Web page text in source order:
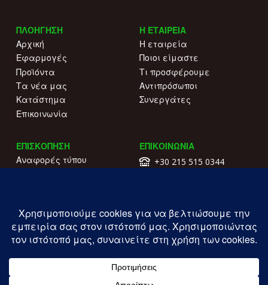
ΠΛΟΗΓΗΣΗ
Αρχική
Εφαρμογές
Προϊόντα
Τα νέα μας
Κατάστημα
Επικοινωνία
Η ΕΤΑΙΡΕΙΑ
Η εταιρεία
Ποιοι είμαστε
Τι προσφέρουμε
Αντιπρόσωποι
Συνεργάτες
ΕΠΙΣΚΟΠΗΣΗ
Αναφορές τύπου
Πολιτική απορρήτου
ΕΠΙΚΟΙΝΩΝΙΑ
+30 215 515 0344
ΓΕΜΗ: 177203407000
Copyright ILIOFOS IM © 2026